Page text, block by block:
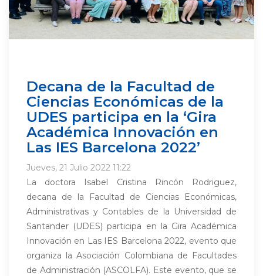
Decana de la Facultad de
Ciencias Económicas de la
UDES participa en la ‘Gira
Académica Innovación en
Las IES Barcelona 2022’
Jueves, 21 Julio 2022 11:22
La doctora Isabel Cristina Rincón Rodriguez,
decana de la Facultad de Ciencias Económicas,
Administrativas y Contables de la Universidad de
Santander (UDES) participa en la Gira Académica
Innovación en Las IES Barcelona 2022, evento que
organiza la Asociación Colombiana de Facultades
de Administración (ASCOLFA). Este evento, que se